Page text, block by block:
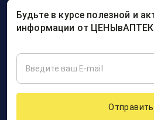
Будьте в курсе полезной и
информации от
Отправить